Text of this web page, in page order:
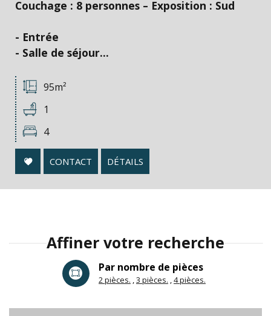
Couchage : 8 personnes – Exposition : Sud
- Entrée
- Salle de séjour...
95m²
1
4
CONTACT DÉTAILS
Affiner votre recherche
Par nombre de pièces
2 pièces. 3 pièces. 4 pièces.